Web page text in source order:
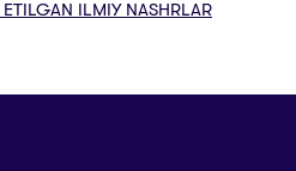
ILMIY NASHRLAR